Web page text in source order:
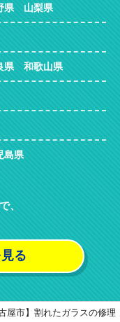
県 山梨県
和歌山県
県
、
る
古屋市】割れたガラスの修理